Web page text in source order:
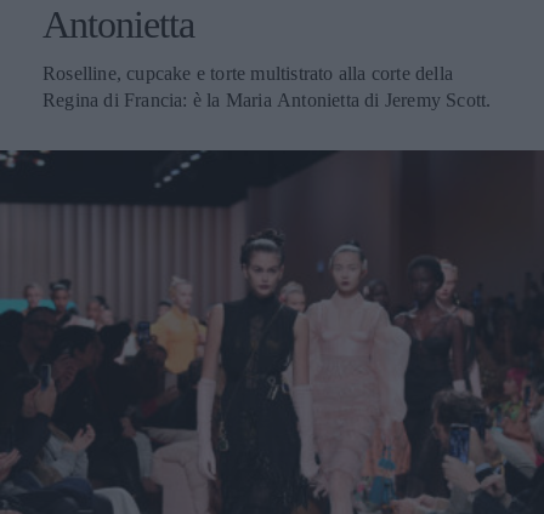
Antonietta
Roselline, cupcake e torte multistrato alla corte della
Regina di Francia: è la Maria Antonietta di Jeremy Scott.